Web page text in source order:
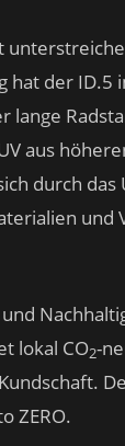
hat der ID.5
lange
aus
durch das
und
lokal CO2-
ZERO.